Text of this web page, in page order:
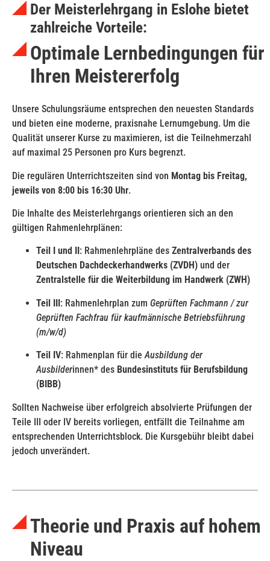
Der Meisterlehrgang in Eslohe bietet
zahlreiche Vorteile:
Optimale Lernbedingungen für
Ihren Meistererfolg
Unsere Schulungsräume entsprechen den neuesten Standards
und bieten eine moderne, praxisnahe Lernumgebung. Um die
Qualität unserer Kurse zu maximieren, ist die Teilnehmerzahl
auf maximal 25 Personen pro Kurs begrenzt.
Die regulären Unterrichtszeiten sind von Montag bis Freitag,
jeweils von 8:00 bis 16:30 Uhr.
Die Inhalte des Meisterlehrgangs orientieren sich an den
gültigen Rahmenlehrplänen:
Teil I und II : Rahmenlehrpläne des Zentralverbands des
Deutschen Dachdeckerhandwerks (ZVDH) und der
Zentralstelle für die Weiterbildung im Handwerk (ZWH)
Teil III: Rahmenlehrplan zum Geprüften Fachmann / zur
Geprüften Fachfrau für kaufmännische Betriebsführung
(m/w/d)
Teil IV: Rahmenplan für dieAusbildung der
Ausbilderinnen* des Bundesinstituts für Berufsbildung
(BIBB)
Sollten Nachweise über erfolgreich absolvierte Prüfungen der
Teile III oder IV bereits vorliegen, entfällt die Teilnahme am
entsprechenden Unterrichtsblock. Die Kursgebühr bleibt dabei
jedoch unverändert.
Theorie und Praxis auf hohem
Niveau